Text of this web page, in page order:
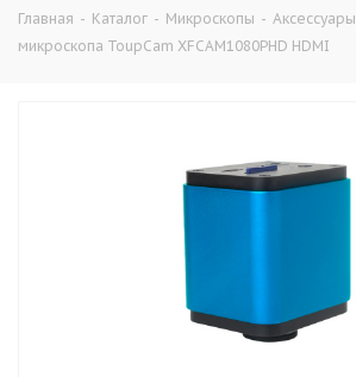
Главная - Каталог - Микроскопы - Аксессуары
микроскопа ToupCam XFCAM1080PHD HDMI